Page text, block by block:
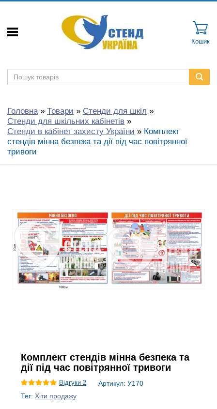
Кошик
Головна» Товари » Стенди для шкіл »
Стенди для шкільних кабінетів »
Стенди в кабінет захисту України » Комплект
стендів мінна безпека та дії під час повітрянної
тривоги
Комплект стендів мінна безпека та
дії під час повітрянної тривоги
Відгуки 2 Артикул: У170
Тег: Хіти продажу